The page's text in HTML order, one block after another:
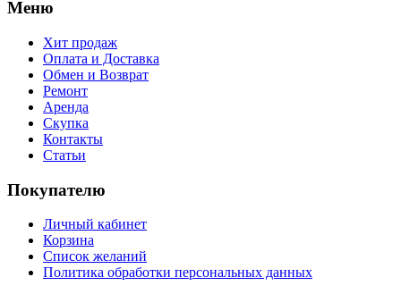
Меню
Хит продаж
Оплата и Доставка
Обмен и Возврат
Ремонт
Аренда
Скупка
Контакты
Статьи
Покупателю
Личный кабинет
Корзина
Список желаний
Политика обработки персональных данных